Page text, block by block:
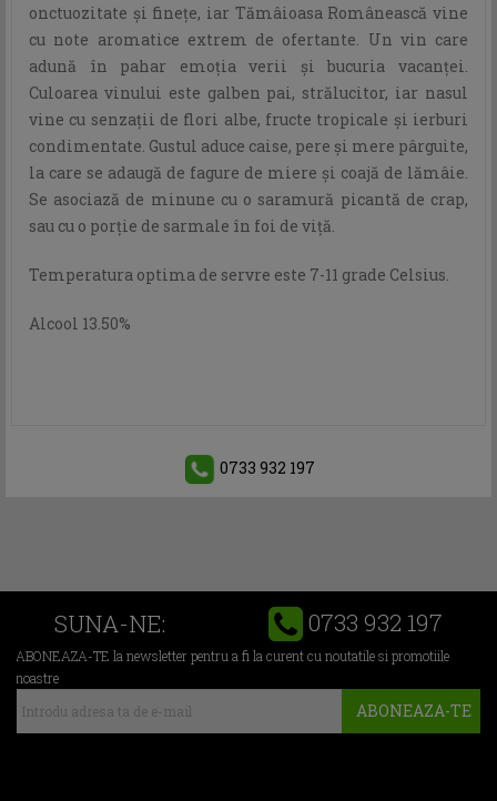
onctuozitate şi fineţe, iar Tămâioasa Românească vine
cu note aromatice extrem de ofertante. Un vin care
adună în pahar emoţia verii şi bucuria vacanţei.
Culoarea vinului este galben pai, strălucitor, iar nasul
vine cu senzaţii de flori albe, fructe tropicale şi ierburi
condimentate. Gustul aduce caise, pere şi mere pârguite,
la care se adaugă de fagure de miere şi coajă de lămâie.
Se asociază de minune cu o saramură picantă de crap,
sau cu o porţie de sarmale în foi de viţă.
Temperatura optima de servre este 7-11 grade Celsius.
Alcool 13.50%
0733 932 197
SUNA-NE: 0733 932 197
ABONEAZA-TE la newsletter pentru a fi la curent cu noutatile si promotiile
noastre
ABONEAZA-TE